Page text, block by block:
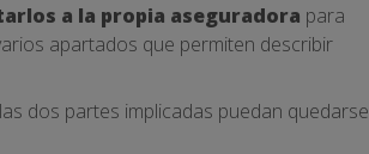
a la propia aseguradora para
apartados que permiten describir
dos partes implicadas puedan quedarse